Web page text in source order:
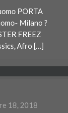
PORTA
Milano ?
FREEZ
Afro […]
18, 2018